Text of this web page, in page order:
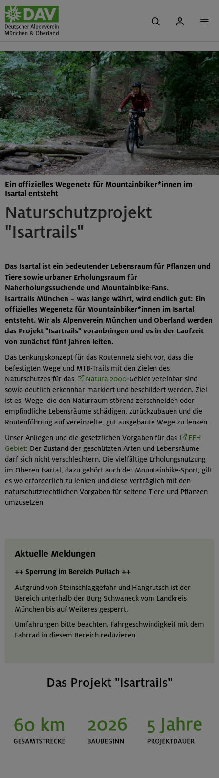
Naturschutzprojekt
"Isartrails"
Ein offizielles Wegenetz für Mountainbiker*innen im
Isartal entsteht
Das Isartal ist ein bedeutender Lebensraum für Pflanzen und
Tiere sowie urbaner Erholungsraum für
Naherholungssuchende und Mountainbike-Fans.
Isartrails München – was lange währt, wird endlich gut: Ein
offizielles Wegenetz für Mountainbiker*innen im Isartal
entsteht. Wir als Alpenverein München und Oberland werden
das Projekt "Isartrails" voranbringen und es in der Laufzeit
von zunächst fünf Jahren leiten.
Das Lenkungskonzept für das Routennetz sieht vor, dass die
befestigten Wege und MTB-Trails mit den Zielen des
Naturschutzes für das
Natura 2000-Gebiet vereinbar sind
sowie deutlich erkennbar markiert und beschildert werden. Ziel
ist es, Wege, die den Naturraum störend zerschneiden oder
empfindliche Lebensräume schädigen, zurückzubauen und die
Routenführung auf vereinzelte, gut ausgebaute Wege zu lenken.
Unser Anliegen und die gesetzlichen Vorgaben für das
FFH-
Gebiet: Der Zustand der geschützten Arten und Lebensräume
darf sich nicht verschlechtern. Die vielfältige Erholungsnutzung
im Oberen Isartal, dazu gehört auch der Mountainbike-Sport, gilt
es wo erforderlich zu lenken und diese verträglich mit den
naturschutzrechtlichen Vorgaben für seltene Tiere und Pflanzen
umzusetzen.
Aktuelle Meldungen
++ Sperrung im Bereich Pullach ++
Aufgrund von Steinschlaggefahr und Hangrutsch ist der
Bereich unterhalb der Burg Schwaneck vom Landkreis
München bis auf Weiteres gesperrt.
Umfahrungen bitte beachten. Fahrgeschwindigkeit mit dem
Fahrrad in diesem Bereich reduzieren.
Das Projekt "Isartrails"